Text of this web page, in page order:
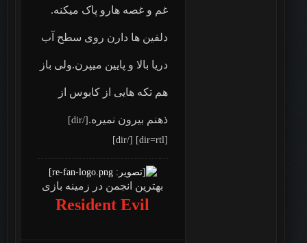
غم و غصه هارو پاک میکنه.
دلفین ها دارن روی سطح آب
دریا بالا و پایین میپرن.ولی باز
هم تکه هایی از کابوس از
ذهنم بیرون نمیره.
[/dir]
[dir=rtl] [/dir]
بهترین انجمن در زمینه بازی
Resident Evil